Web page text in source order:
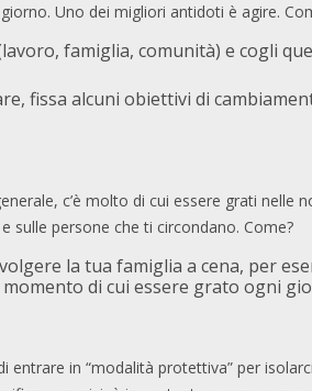
Uno dei migliori antidoti è agire.
famiglia, comunità) e cogli
fissa alcuni obiettivi di
c’è molto di cui essere grati nelle
sulle persone che ti circondano. Come?
la tua famiglia a cena, per
di cui essere grato ogni
in “modalità protettiva” per